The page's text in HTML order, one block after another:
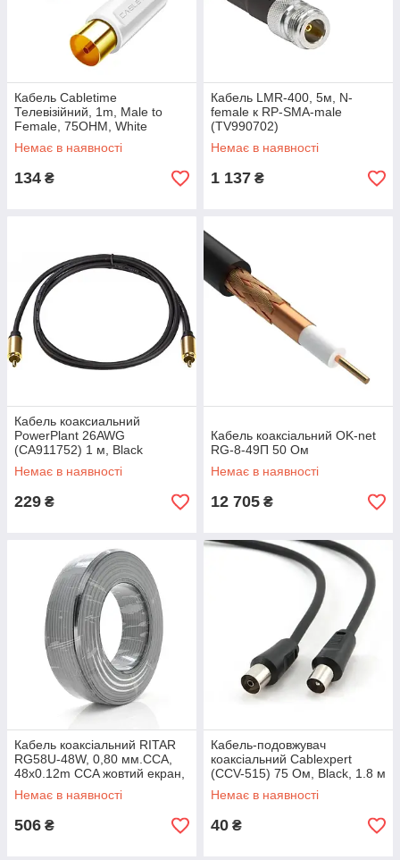
Кабель Cabletime
Телевізійний, 1m, Male to
Female, 75OHM, White
(CF33H)
Немає в наявності
134 ₴
Кабель LMR-400, 5м, N-
female к RP-SMA-male
(TV990702)
Немає в наявності
1 137 ₴
Кабель коаксиальний
PowerPlant 26AWG
(CA911752) 1 м, Black
Немає в наявності
229 ₴
Кабель коаксіальний OK-net
RG-8-49П 50 Ом
Немає в наявності
12 705 ₴
Кабель коаксіальний RITAR
RG58U-48W, 0,80 мм.CCA,
48x0.12m CCA жовтий екран,
50 Ом, FPE, оболонка 5мм
чорна PVC, бухта 100м Q10
Немає в наявності
506 ₴
Кабель-подовжувач
коаксіальний Cablexpert
(CCV-515) 75 Ом, Black, 1.8 м
Немає в наявності
40 ₴